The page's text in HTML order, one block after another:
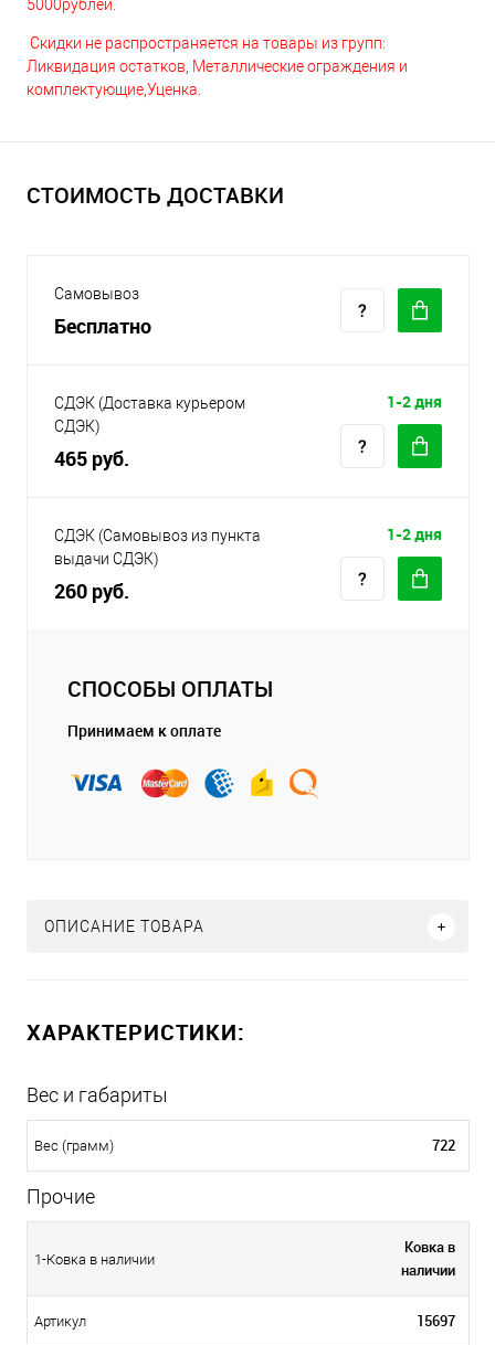
5000рублей.
Скидки не распространяется на товары из групп:
Ликвидация остатков, Металлические ограждения и
комплектующие,Уценка.
СТОИМОСТЬ ДОСТАВКИ
Самовывоз
Бесплатно
СДЭК (Доставка курьером
СДЭК)
465 руб.
1-2 дня
СДЭК (Самовывоз из пункта
выдачи СДЭК)
260 руб.
1-2 дня
СПОСОБЫ ОПЛАТЫ
Принимаем к оплате
ОПИСАНИЕ ТОВАРА
ХАРАКТЕРИСТИКИ:
Вес и габариты
Вес (грамм) 722
Прочие
1-Ковка в наличии
Ковка в
наличии
Артикул 15697